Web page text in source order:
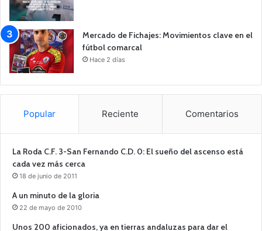
Mercado de Fichajes: Movimientos clave en el
fútbol comarcal
Hace 2 días
Popular Reciente Comentarios
La Roda C.F. 3-San Fernando C.D. 0: El sueño del ascenso está
cada vez más cerca
18 de junio de 2011
A un minuto de la gloria
22 de mayo de 2010
Unos 200 aficionados, ya en tierras andaluzas para dar el